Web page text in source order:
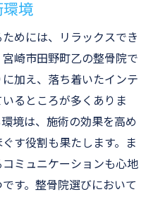
環境
めには、リラックスでき
崎市田野町乙の整骨院で
加え、落ち着いたインテ
るところが多くありま
境は、施術の効果を高め
す役割も果たします。ま
ミュニケーションも心地
す。整骨院選びにおいて